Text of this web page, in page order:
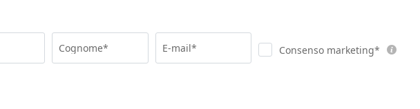
Cognome* E-mail* Consenso marketing*